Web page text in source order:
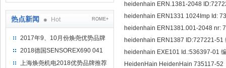
热点新闻 Hot ROME+
2017年9、10月份焕尧优势品牌
推荐
2018德国SENSOREX690 041
415 D
上海焕尧机电2018优势品牌推荐
heidenhain ERN.1381-2048
heidenhain ERN1331 1024Imp Id:
heidenhain ERN1381.001-2048 nr:
heidenhain ERN1387 ID:727221-51
heidenhain EXE101 Id.:536397-01
HeidenHain HeidenHain 735117-52